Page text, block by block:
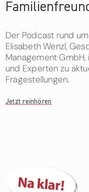
Der Podcast rund
Elisabeth Wenzl,
Management
und Experten zu
Fragestellungen.
Jetzt reinhören